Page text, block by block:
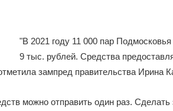
"В 2021 году 11 000 пар
9 тыс. рублей. Средства
зампред правительства Ирина
можно отправить один раз.